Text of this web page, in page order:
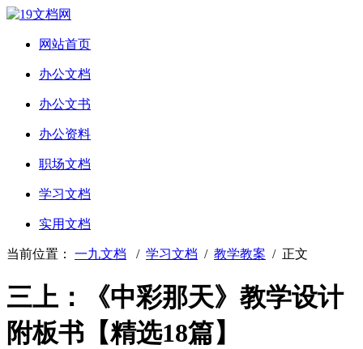
网站首页
办公文档
办公文书
办公资料
职场文档
学习文档
实用文档
当前位置： 一九文档 / 学习文档 / 教学教案 / 正文
三上：《中彩那天》教学设计
附板书【精选18篇】